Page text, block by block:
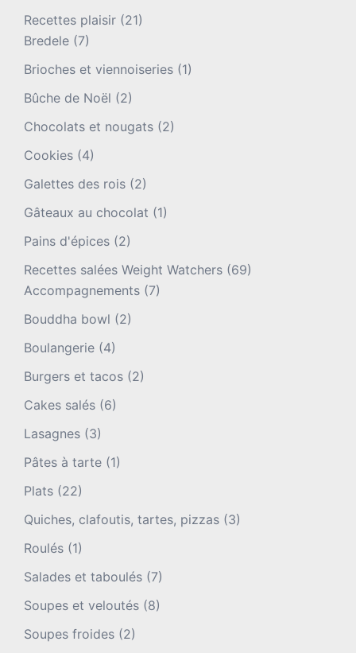
Recettes plaisir (21)
Bredele (7)
Brioches et viennoiseries (1)
Bûche de Noël (2)
Chocolats et nougats (2)
Cookies (4)
Galettes des rois (2)
Gâteaux au chocolat (1)
Pains d'épices (2)
Recettes salées Weight Watchers (69)
Accompagnements (7)
Bouddha bowl (2)
Boulangerie (4)
Burgers et tacos (2)
Cakes salés (6)
Lasagnes (3)
Pâtes à tarte (1)
Plats (22)
Quiches, clafoutis, tartes, pizzas (3)
Roulés (1)
Salades et taboulés (7)
Soupes et veloutés (8)
Soupes froides (2)